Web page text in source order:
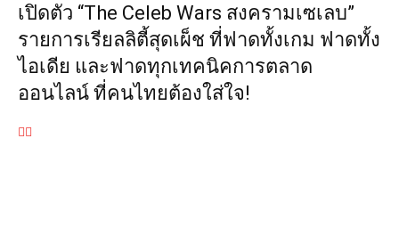
เปิดตัว “The Celeb Wars สงครามเซเลบ”
รายการเรียลลิตี้สุดเผ็ช ที่ฟาดทั้งเกม ฟาดทั้ง
ไอเดีย และฟาดทุกเทคนิคการตลาด
ออนไลน์ ที่คนไทยต้องใส่ใจ!